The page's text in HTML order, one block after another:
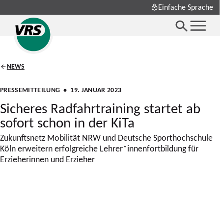
Einfache Sprache
NEWS
PRESSEMITTEILUNG • 19. JANUAR 2023
Sicheres Radfahrtraining startet ab
sofort schon in der KiTa
Zukunftsnetz Mobilität NRW und Deutsche Sporthochschule
Köln erweitern erfolgreiche Lehrer*innenfortbildung für
Erzieherinnen und Erzieher